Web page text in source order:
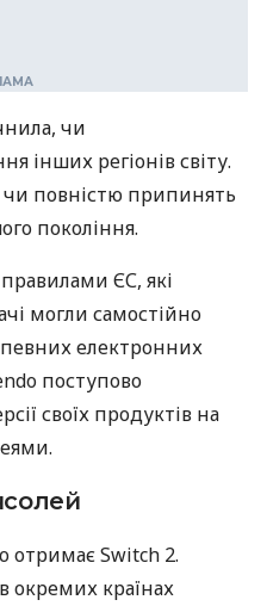
чи
інших регіонів світу.
чи повністю припинять
покоління.
ЄС, які
могли самостійно
електронних
поступово
своїх продуктів на
отримає Switch 2.
окремих країнах